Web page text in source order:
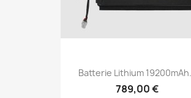
Batterie Lithium
789,00 €